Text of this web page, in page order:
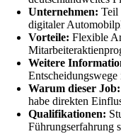
Unternehmen: Teil
digitaler
Vorteile: Flexible
Weitere
Warum dieser Job:
habe direkten
Qualifikationen:
Führungserfahrung